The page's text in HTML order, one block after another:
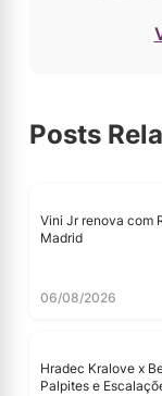
Posts
Vini Jr renova com
Madrid
06/08/2026
Hradec Kralove x
Palpites e